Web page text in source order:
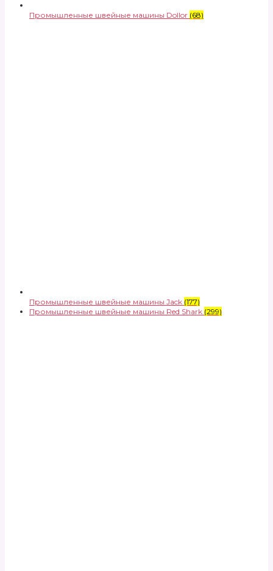
Промышленные швейные машины Dollor (68)
Промышленные швейные машины Jack (177)
Промышленные швейные машины Red Shark (299)